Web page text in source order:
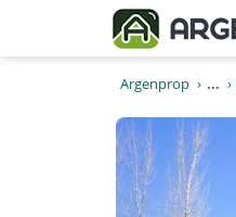
Argenprop ...